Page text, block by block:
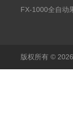
蒸煮漂烫机
FX-1000全自动
版权所有 ©